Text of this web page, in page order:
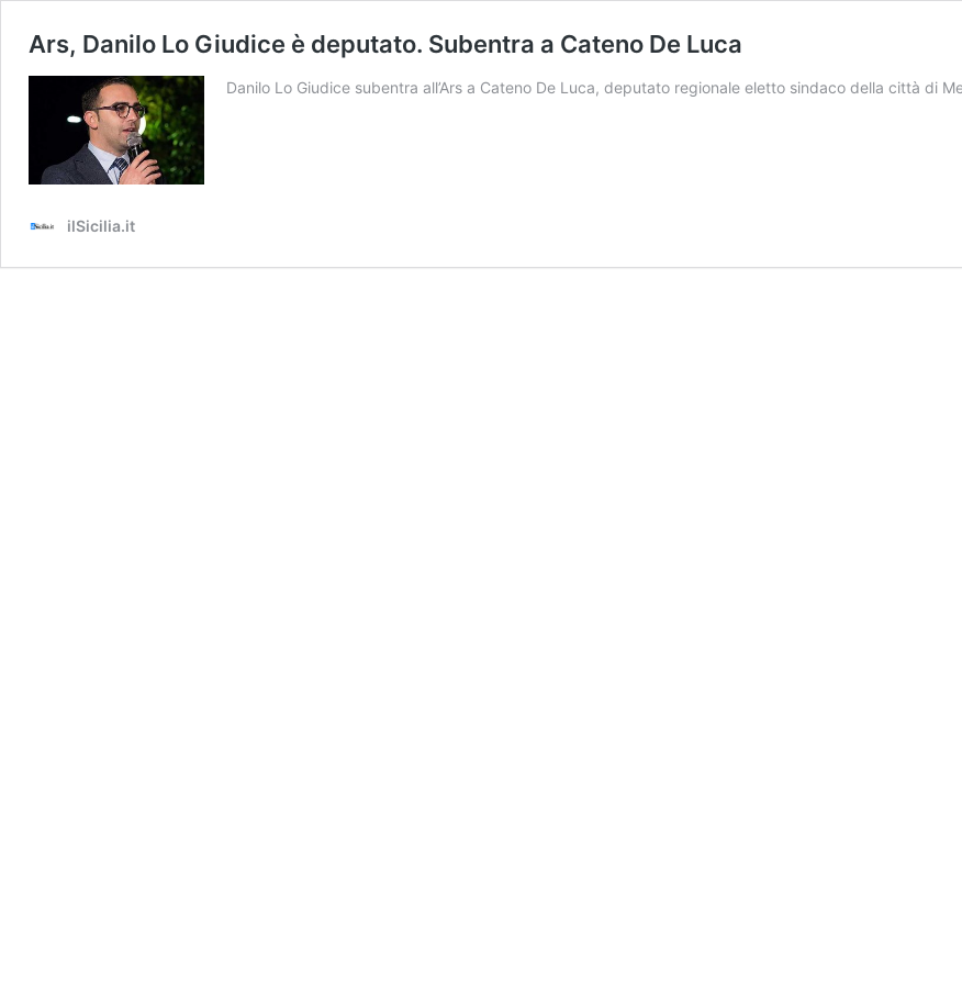
Ars, Danilo Lo Giudice è deputato. Subentra a Cateno De Luca
Danilo Lo Giudice subentra all’Ars a Cateno De Luca, deputato regionale eletto sindaco della città di
ilSicilia.it